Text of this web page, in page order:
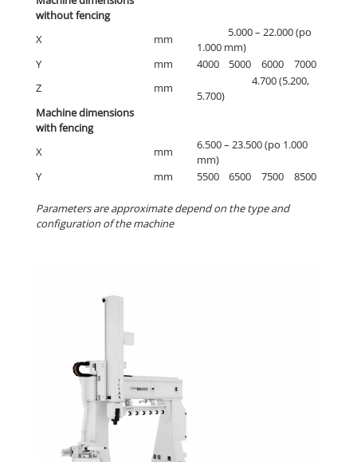
without fencing
X
mm
5.000 – 22.000 (po
1.000 mm)
Y
mm 4000 5000 6000
7000
Z
mm
4.700 (5.200,
5.700)
Machine dimensions
with fencing
X
mm
6.500 – 23.500 (po 1.000
mm)
Y
mm 5500 6500 7500 8500
Parameters are approximate depend on the type and
configuration of the machine